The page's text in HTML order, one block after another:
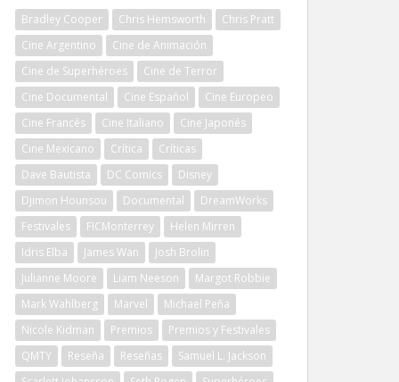
Bradley Cooper Chris Hemsworth
Chris Pratt
Cine Argentino
Cine de Animación
Cine de Superhéroes
Cine de Terror
Cine Documental
Cine Español
Cine Europeo
Cine Francés
Cine Italiano
Cine Japonés
Cine Mexicano
Crítica
Críticas
Dave Bautista
DC Comics
Disney
Djimon Hounsou
Documental
DreamWorks
Festivales
FICMonterrey
Helen Mirren
Idris Elba
James Wan
Josh Brolin
Julianne Moore
Liam Neeson
Margot Robbie
Mark Wahlberg
Marvel
Michael Peña
Nicole Kidman
Premios
Premios y Festivales
QMTY
Reseña Reseñas
Samuel L. Jackson